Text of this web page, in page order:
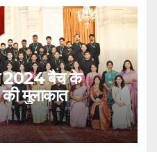
से 2024 बैच के
मुलाकात